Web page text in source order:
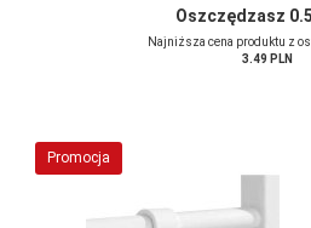
Oszczędzasz
Najniższa cena produktu z
3.49 PLN
Promocja